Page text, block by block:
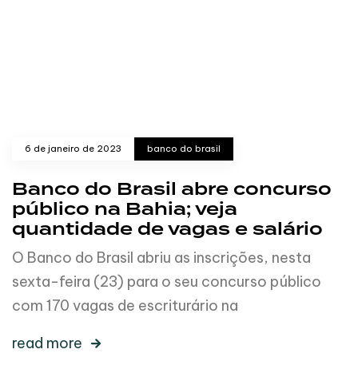
6 de janeiro de 2023 banco do brasil
Banco do Brasil abre concurso
público na Bahia; veja
quantidade de vagas e salário
O Banco do Brasil abriu as inscrições, nesta
sexta-feira (23) para o seu concurso público
com 170 vagas de escriturário na
read more